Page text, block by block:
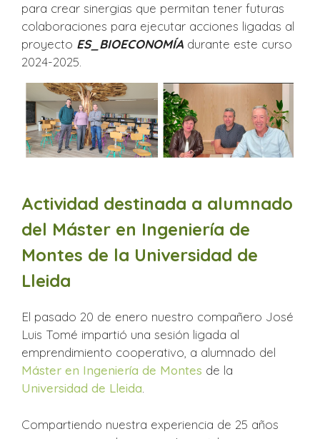
para crear sinergias que permitan tener futuras
colaboraciones para ejecutar acciones ligadas al
proyecto ES_BIOECONOMÍA durante este curso
2024-2025.
Actividad destinada a alumnado
del Máster en Ingeniería de
Montes de la Universidad de
Lleida
El pasado 20 de enero nuestro compañero José
Luis Tomé impartió una sesión ligada al
emprendimiento cooperativo, a alumnado del
Máster en Ingeniería de Montes de la
Universidad de Lleida.
Compartiendo nuestra experiencia de 25 años